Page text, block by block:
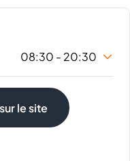
08:30 - 20:30
08:30 - 20:30
08:30 - 20:30
08:30 - 20:30
le site